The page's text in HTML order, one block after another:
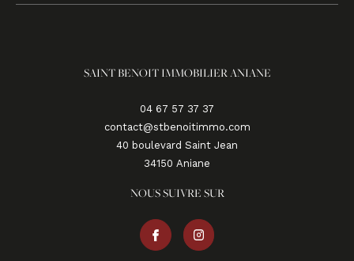
SAINT BENOIT IMMOBILIER ANIANE
04 67 57 37 37
contact@stbenoitimmo.com
40 boulevard Saint Jean
34150
aniane
NOUS SUIVRE SUR